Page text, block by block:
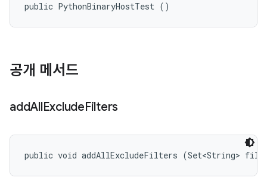
public PythonBinaryHostTest ()
공개 메서드
addAllExcludeFilters
public void addAllExcludeFilters (Set<String>